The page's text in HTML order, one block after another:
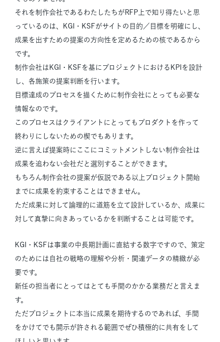
それを制作会社であるわたしたちがRFP上で知り得たいと思
っているのは、KGI・KSFがサイトの目的／目標を明確にし、
成果を出すための提案の方向性を定めるための核であるから
です。
制作会社はKGI・KSFを基にプロジェクトにおけるKPIを設計
し、各施策の提案判断を行います。
目標達成のプロセスを描くために制作会社にとっても必要な
情報なのです。
このプロセスはクライアントにとってもプロダクトを作って
終わりにしないための楔でもあります。
逆に言えば提案時にここにコミットメントしない制作会社は
成果を追わない会社だと選別することができます。
もちろん制作会社の提案が仮説である以上プロジェクト開始
までに成果を約束することはできません。
ただ成果に対して論理的に道筋を立て設計しているか、成果に
対して真摯に向きあっているかを判断することは可能です。
KGI・KSFは事業の中長期計画に直結する数字ですので、策定
のためには自社の戦略の理解や分析・関連データの精緻が必
要です。
新任の担当者にとってはとても手間のかかる業務だと言えま
す。
ただプロジェクトに本当に成果を期待するのであれば、手間
をかけてでも開示が許される範囲でぜひ積極的に共有をして